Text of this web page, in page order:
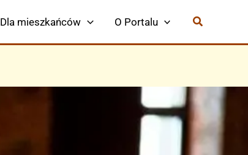
Dla mieszkańców O Portalu